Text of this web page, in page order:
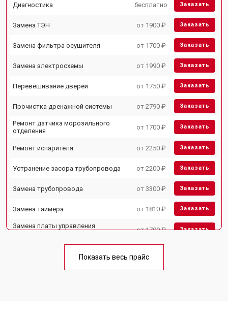
Диагностика бесплатно Заказать
Замена ТЭН от 1900 ₽ Заказать
Замена фильтра осушителя от 1700 ₽ Заказать
Замена электросхемы от 1990 ₽ Заказать
Перевешивание дверей от 1750 ₽ Заказать
Прочистка дренажной системы от 2790 ₽ Заказать
Ремонт датчика морозильного
отделения
от 1700 ₽ Заказать
Ремонт испарителя от 2250 ₽ Заказать
Устранение засора трубопровода от 2200 ₽ Заказать
Замена трубопровода от 3300 ₽ Заказать
Замена таймера от 1810 ₽ Заказать
Замена платы управления
от 1700 ₽ Заказать
Ремонт/замена датчика
Замена термостата от 1700 ₽
Показать весь прайс